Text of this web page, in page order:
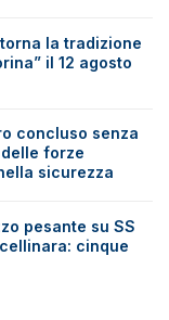
torna la tradizione
il 12 agosto
concluso senza
forze
sicurezza
pesante su SS
cinque